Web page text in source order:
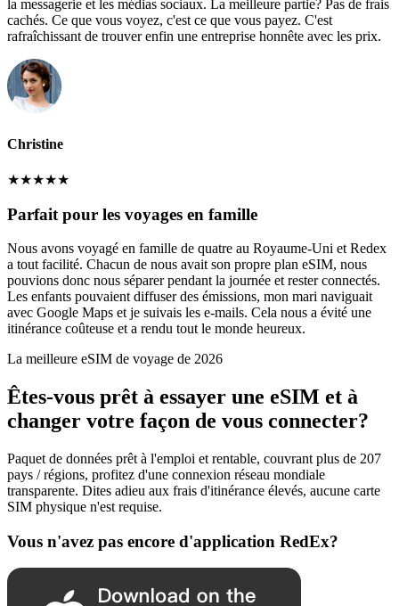
la messagerie et les médias sociaux. La meilleure partie? Pas de frais
cachés. Ce que vous voyez, c'est ce que vous payez. C'est
rafraîchissant de trouver enfin une entreprise honnête avec les prix.
Christine
★★★★★
Parfait pour les voyages en famille
Nous avons voyagé en famille de quatre au Royaume-Uni et Redex
a tout facilité. Chacun de nous avait son propre plan eSIM, nous
pouvions donc nous séparer pendant la journée et rester connectés.
Les enfants pouvaient diffuser des émissions, mon mari naviguait
avec Google Maps et je suivais les e-mails. Cela nous a évité une
itinérance coûteuse et a rendu tout le monde heureux.
La meilleure eSIM de voyage de 2026
Êtes-vous prêt à essayer une eSIM et à
changer votre façon de vous connecter?
Paquet de données prêt à l'emploi et rentable, couvrant plus de 207
pays / régions, profitez d'une connexion réseau mondiale
transparente. Dites adieu aux frais d'itinérance élevés, aucune carte
SIM physique n'est requise.
Vous n'avez pas encore d'application RedEx?